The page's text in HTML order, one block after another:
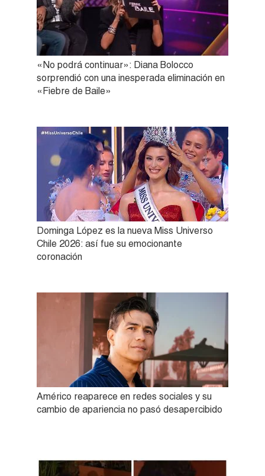
«No podrá continuar»: Diana Bolocco
sorprendió con una inesperada eliminación en
«Fiebre de Baile»
Dominga López es la nueva Miss Universo
Chile 2026: así fue su emocionante
coronación
Américo reaparece en redes sociales y su
cambio de apariencia no pasó desapercibido